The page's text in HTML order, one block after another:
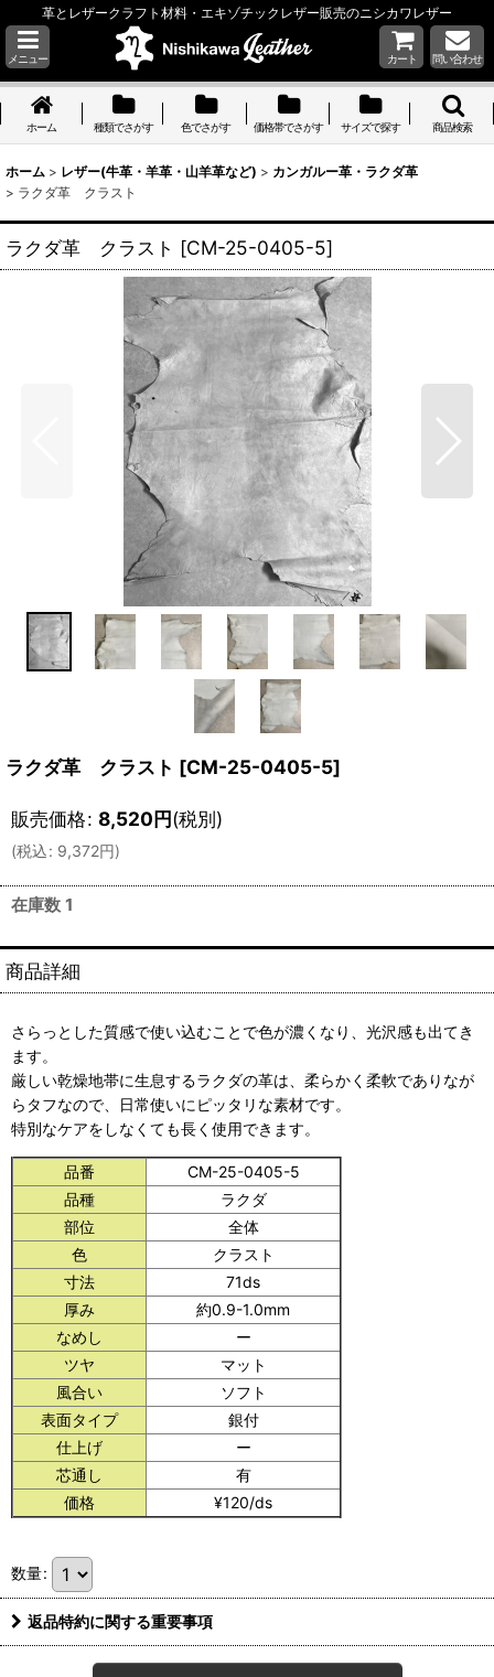
革とレザークラフト材料・エキゾチックレザー販売のニシカワレザー
メニュー カート 問い合わせ
ホーム 種類でさがす 色でさがす 価格帯でさがす サイズで探す 商品検索
ホーム > レザー(牛革・羊革・山羊革など) > カンガルー革・ラクダ革
> ラクダ革 クラスト
ラクダ革 クラスト [CM-25-0405-5]
ラクダ革 クラスト [CM-25-0405-5]
販売価格: 8,520円(税別)
(税込: 9,372円)
在庫数 1
商品詳細
さらっとした質感で使い込むことで色が濃くなり、光沢感も出てき
ます。
厳しい乾燥地帯に生息するラクダの革は、柔らかく柔軟でありなが
らタフなので、日常使いにピッタリな素材です。
特別なケアをしなくても長く使用できます。
品番
CM-25-0405-5
品種
ラクダ
部位
全体
色
クラスト
寸法
71ds
厚み
約0.9-1.0mm
なめし
ー
ツヤ
マット
風合い
ソフト
表面タイプ
銀付
仕上げ
ー
芯通し
有
価格
¥120/ds
数量:
返品特約に関する重要事項